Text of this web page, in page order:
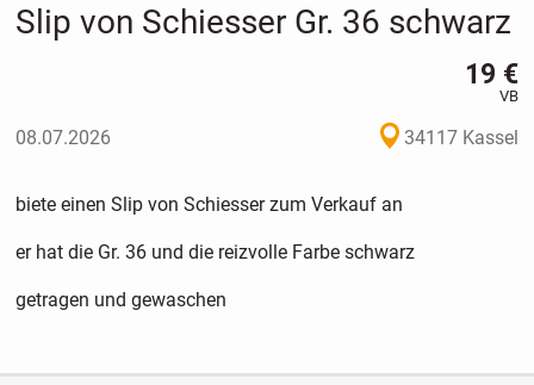
Slip von Schiesser Gr. 36 schwarz
19 €
VB
08.07.2026 34117 Kassel
biete einen Slip von Schiesser zum Verkauf an
er hat die Gr. 36 und die reizvolle Farbe schwarz
getragen und gewaschen